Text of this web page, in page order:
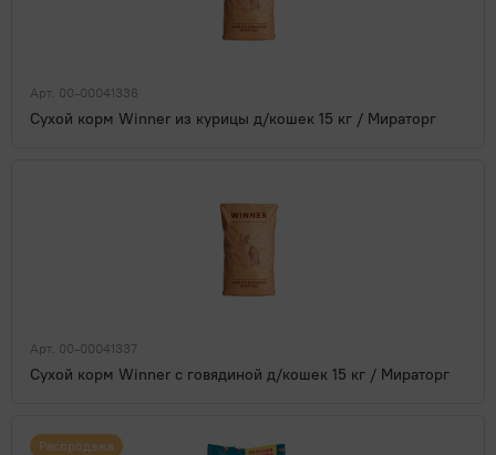
Арт. 00-00041336
Сухой корм Winner из курицы д/кошек 15 кг / Мираторг
Арт. 00-00041337
Сухой корм Winner с говядиной д/кошек 15 кг / Мираторг
Распродажа